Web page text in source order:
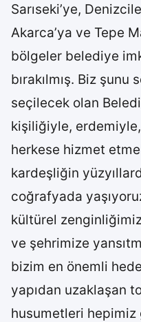
Sarıseki’ye,
Akarca’ya ve Tepe
bölgeler belediye
bırakılmış. Biz şunu
seçilecek olan
kişiliğiyle,
herkese hizmet
kardeşliğin
coğrafyada
kültürel
ve şehrimize
bizim en önemli
yapıdan uzaklaşan
husumetleri hepimiz